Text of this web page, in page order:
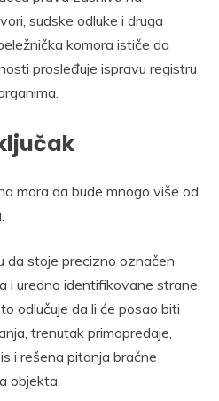
sudske odluke i druga
komora ističe da
prosleđuje ispravu registru
mora da bude mnogo više od
da stoje precizno označen
i uredno identifikovane strane,
odlučuje da li će posao biti
trenutak primopredaje,
i rešena pitanja bračne
objekta.